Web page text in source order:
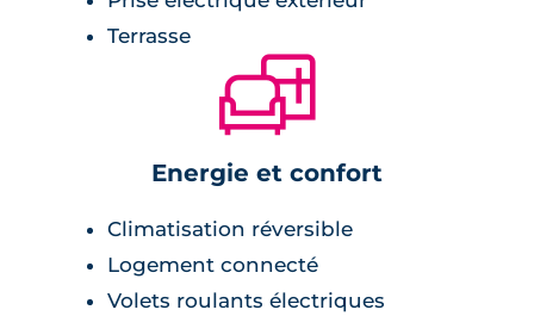
quelques minutes. Le tramway, dont une
nouvelle ligne dessert directement la
résidence, et le réseau de bus permettent de
rejoindre rapidement la gare d’Angers Saint-
Laud et les grands axes de la métropole.
Terrasse
🛋
Energie et confort
Climatisation réversible
Logement connecté
Volets roulants électriques